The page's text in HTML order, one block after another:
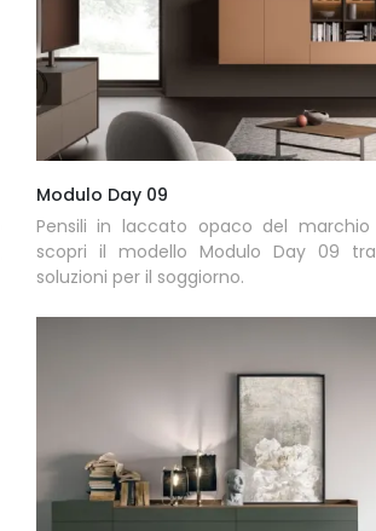
Modulo Day 09
Pensili in laccato opaco del
scopri il modello Modulo Day 09
soluzioni per il soggiorno.